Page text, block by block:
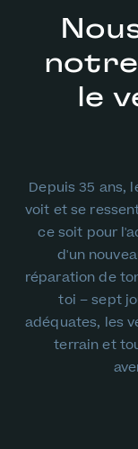
le
Depuis 35 ans,
voit et se
ce soit pour
d'un
réparation de
toi – sept
adéquates, les
terrain et